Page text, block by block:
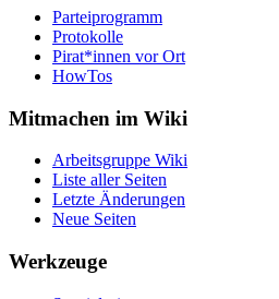
Parteiprogramm
Protokolle
Pirat*innen vor Ort
HowTos
Mitmachen im Wiki
Arbeitsgruppe Wiki
Liste aller Seiten
Letzte Änderungen
Neue Seiten
Werkzeuge